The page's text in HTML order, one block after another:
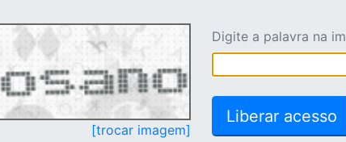
[trocar imagem]
Digite a palavra na